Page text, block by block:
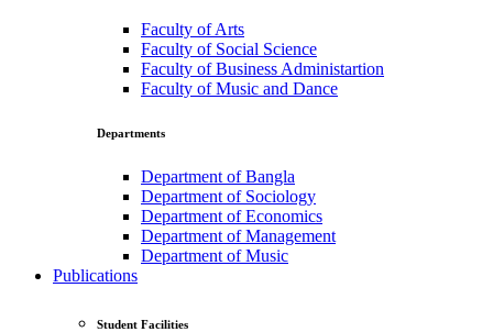
Faculty of Arts
Faculty of Social Science
Faculty of Business Administartion
Faculty of Music and Dance
Departments
Department of Bangla
Department of Sociology
Department of Economics
Department of Management
Department of Music
Publications
Student Facilities